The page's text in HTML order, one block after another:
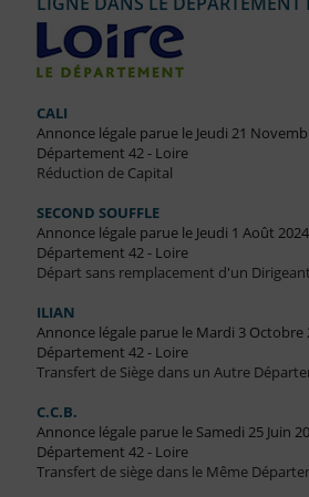
CALI
Annonce légale parue le Jeudi 21
Département 42 - Loire
Réduction de Capital
SECOND SOUFFLE
Annonce légale parue le Jeudi 1 Août 2024
Département 42 - Loire
Départ sans remplacement d'un Dirigeant
ILIAN
Annonce légale parue le Mardi 3 Octobre
Département 42 - Loire
Transfert de Siège dans un Autre
C.C.B.
Annonce légale parue le Samedi 25 Juin
Département 42 - Loire
Transfert de siège dans le Même